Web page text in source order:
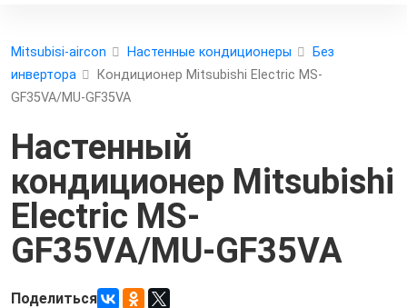
Mitsubisi-aircon Настенные кондиционеры
Без
инвертора
Кондиционер Mitsubishi Electric MS-
GF35VA/MU-GF35VA
Настенный
кондиционер Mitsubishi
Electric MS-
GF35VA/MU-GF35VA
Поделиться